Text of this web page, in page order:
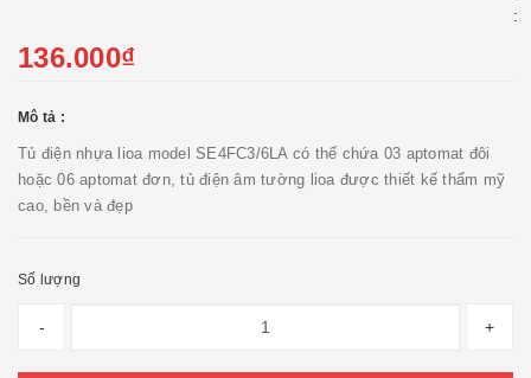
:
136.000₫
Mô tả :
Tủ điện nhựa lioa model SE4FC3/6LA có thế chứa 03 aptomat đôi
hoặc 06 aptomat đơn, tủ điện âm tường lioa được thiết kế thẩm mỹ
cao, bền và đẹp
Số lượng
- +